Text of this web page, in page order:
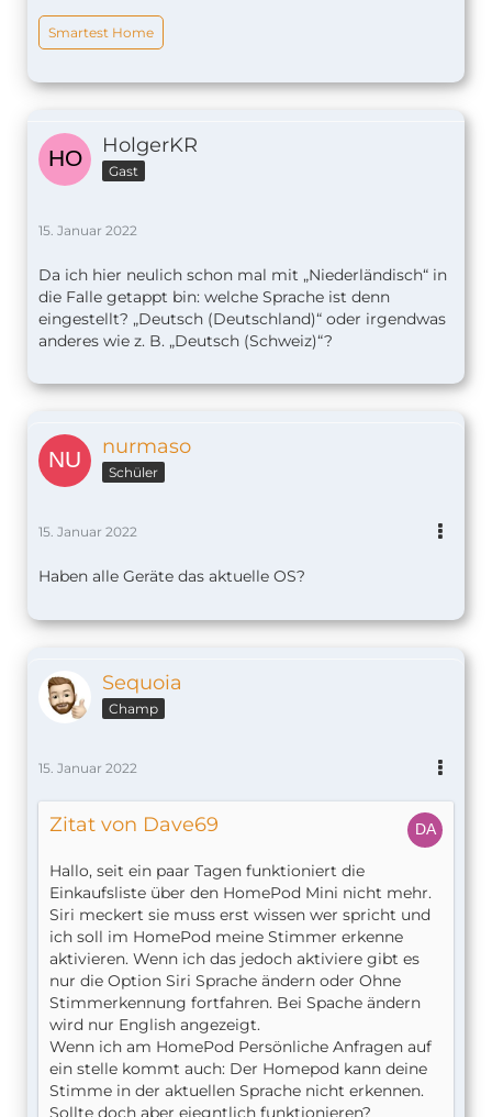
Smartest Home
HolgerKR
Gast
15. Januar 2022
Da ich hier neulich schon mal mit „Niederländisch“ in
die Falle getappt bin: welche Sprache ist denn
eingestellt? „Deutsch (Deutschland)“ oder irgendwas
anderes wie z. B. „Deutsch (Schweiz)“?
nurmaso
Schüler
15. Januar 2022
Haben alle Geräte das aktuelle OS?
Sequoia
Champ
15. Januar 2022
Zitat von Dave69
Hallo, seit ein paar Tagen funktioniert die
Einkaufsliste über den HomePod Mini nicht mehr.
Siri meckert sie muss erst wissen wer spricht und
ich soll im HomePod meine Stimmer erkenne
aktivieren. Wenn ich das jedoch aktiviere gibt es
nur die Option Siri Sprache ändern oder Ohne
Stimmerkennung fortfahren. Bei Spache ändern
wird nur English angezeigt.
Wenn ich am HomePod Persönliche Anfragen auf
ein stelle kommt auch: Der Homepod kann deine
Stimme in der aktuellen Sprache nicht erkennen.
Sollte doch aber eiegntlich funktionieren?